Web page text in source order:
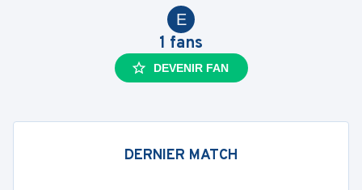
E
1 fans
DEVENIR FAN
DERNIER MATCH